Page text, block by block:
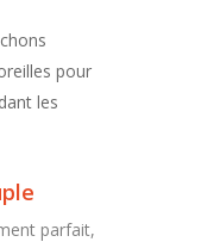
pour
les
parfait,